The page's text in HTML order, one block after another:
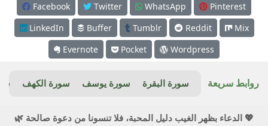
Facebook Twitter WhatsApp
Pinterest
LinkedIn
Buffer Tumblr Reddit
Mix
Evernote
Pocket Wordpress
روابط سريعة سورة البقرة سورة يوسف سورة الكهف
💖 الدعاء بظهر الغيب دليل المحبة، فلا تنسونا من دعوة صالحة 🌿